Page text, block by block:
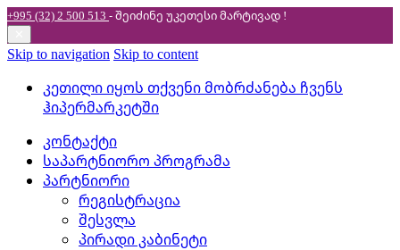
+995 (32) 2 500 513 - შეიძინე უკეთესიმარტივად !
Skip to navigation Skip to content
კეთილი იყოს თქვენი მობრძანება ჩვენს
ჰიპერმარკეტში
კონტაქტი
საპარტნიორო პროგრამა
პარტნიორი
რეგისტრაცია
შესვლა
პირადი კაბინეტი